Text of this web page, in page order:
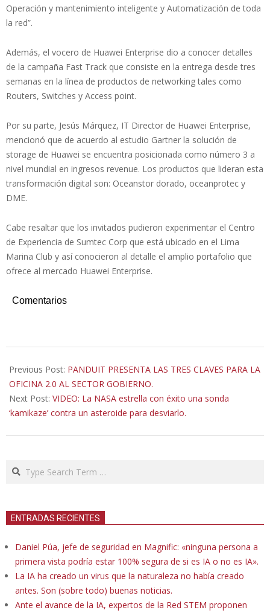
Operación y mantenimiento inteligente y Automatización de toda
la red”.
Además, el vocero de Huawei Enterprise dio a conocer detalles
de la campaña Fast Track que consiste en la entrega desde tres
semanas en la línea de productos de networking tales como
Routers, Switches y Access point.
Por su parte, Jesús Márquez, IT Director de Huawei Enterprise,
mencionó que de acuerdo al estudio Gartner la solución de
storage de Huawei se encuentra posicionada como número 3 a
nivel mundial en ingresos revenue. Los productos que lideran esta
transformación digital son: Oceanstor dorado, oceanprotec y
DME.
Cabe resaltar que los invitados pudieron experimentar el Centro
de Experiencia de Sumtec Corp que está ubicado en el Lima
Marina Club y así conocieron al detalle el amplio portafolio que
ofrece al mercado Huawei Enterprise.
Comentarios
09-
26
Previous Post: PANDUIT PRESENTA LAS TRES CLAVES PARA LA
OFICINA 2.0 AL SECTOR GOBIERNO.
Next Post: VIDEO: La NASA estrella con éxito una sonda
‘kamikaze’ contra un asteroide para desviarlo.
Search
ENTRADAS RECIENTES
Daniel Púa, jefe de seguridad en Magnific: «ninguna persona a
primera vista podría estar 100% segura de si es IA o no es IA».
La IA ha creado un virus que la naturaleza no había creado
antes. Son (sobre todo) buenas noticias.
Ante el avance de la IA, expertos de la Red STEM proponen